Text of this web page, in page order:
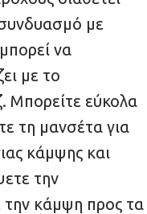
με
να
με το
Μπορείτε εύκολα
τη μανσέτα για
κάμψης και
την
την κάμψη προς τα